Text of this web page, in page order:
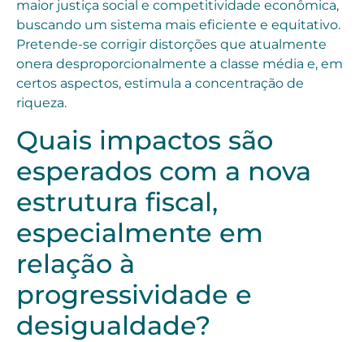
maior justiça social e competitividade econômica,
buscando um sistema mais eficiente e equitativo.
Pretende-se corrigir distorções que atualmente
onera desproporcionalmente a classe média e, em
certos aspectos, estimula a concentração de
riqueza.
Quais impactos são
esperados com a nova
estrutura fiscal,
especialmente em
relação à
progressividade e
desigualdade?